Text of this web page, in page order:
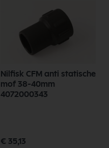
Nilfisk CFM anti statische
mof 38-40mm
4072000343
€ 35,13